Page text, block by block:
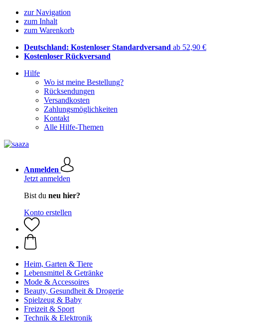
zur Navigation
zum Inhalt
zum Warenkorb
Deutschland: Kostenloser Standardversand ab 52,90 €
Kostenloser Rückversand
Hilfe
Wo ist meine Bestellung?
Rücksendungen
Versandkosten
Zahlungsmöglichkeiten
Kontakt
Alle Hilfe-Themen
Anmelden
Jetzt anmelden
Bist du neu hier?
Konto erstellen
Heim, Garten & Tiere
Lebensmittel & Getränke
Mode & Accessoires
Beauty, Gesundheit & Drogerie
Spielzeug & Baby
Freizeit & Sport
Technik & Elektronik